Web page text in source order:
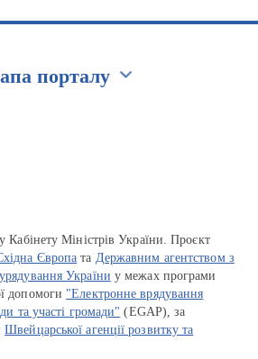
порталу
Кабінету Міністрів України. Проєкт
Європа та Державним агентством з
України у межах програми
допомоги "Електронне врядування
та участі громади" (EGAP), за
Швейцарської агенції розвитку та